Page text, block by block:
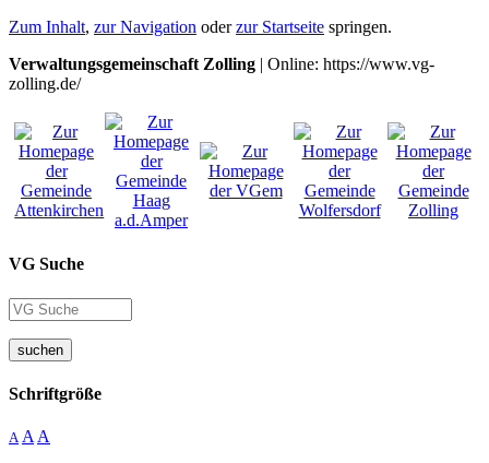
Zum Inhalt, zur Navigation oderzur Startseite springen.
Verwaltungsgemeinschaft Zolling | Online: https://www.vg-
zolling.de/
VG Suche
suchen
Schriftgröße
A A A